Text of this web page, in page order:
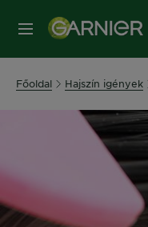
MENÜ
Főoldal Hajszín igények